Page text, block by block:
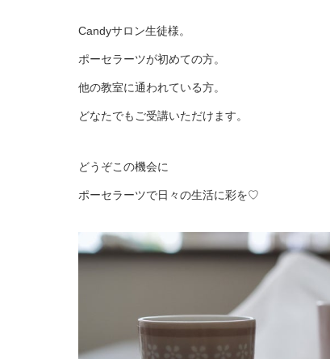
Candyサロン生徒様。
ポーセラーツが初めての方。
他の教室に通われている方。
どなたでもご受講いただけます。
どうぞこの機会に
ポーセラーツで日々の生活に彩を♡